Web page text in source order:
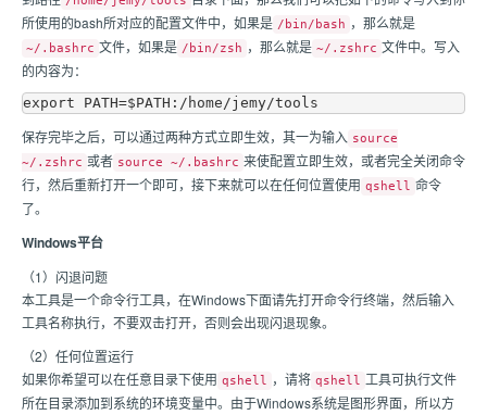
所使用的bash所对应的配置文件中，如果是 /bin/bash ，那么就是
~/.bashrc 文件，如果是 /bin/zsh ，那么就是 ~/.zshrc 文件中。写入
的内容为：
保存完毕之后，可以通过两种方式立即生效，其一为输入 source
~/.zshrc 或者 source ~/.bashrc 来使配置立即生效，或者完全关闭命令
行，然后重新打开一个即可，接下来就可以在任何位置使用 qshell 命令
了。
Windows平台
（1）闪退问题
本工具是一个命令行工具，在Windows下面请先打开命令行终端，然后输入
工具名称执行，不要双击打开，否则会出现闪退现象。
（2）任何位置运行
如果你希望可以在任意目录下使用 qshell ，请将 qshell 工具可执行文件
所在目录添加到系统的环境变量中。由于Windows系统是图形界面，所以方